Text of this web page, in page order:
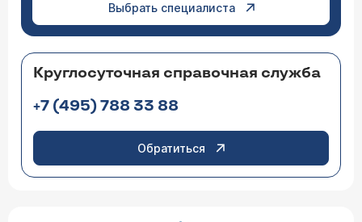
Выбрать специалиста
Круглосуточная справочная служба
+7 (495) 788 33 88
Обратиться